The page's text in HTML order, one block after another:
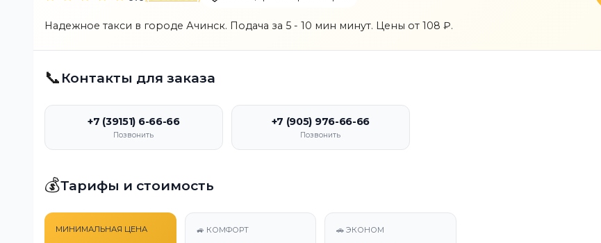
Надежное такси в городе Ачинск. Подача за 5 - 10 мин минут. Цены от 108 ₽.
📞 Контакты для заказа
+7 (39151) 6-66-66
Позвонить
+7 (905) 976-66-66
Позвонить
💰Тарифы и стоимость
МИНИМАЛЬНАЯ ЦЕНА 🚙 КОМФОРТ 🚗 ЭКОНОМ